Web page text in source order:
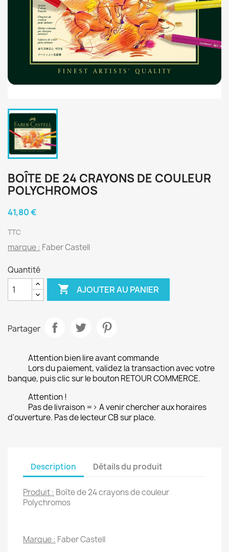
BOÎTE DE 24 CRAYONS DE COULEUR
POLYCHROMOS
41,80 €
TTC
marque : Faber Castell
Quantité
 AJOUTER AU PANIER
Partager
Attention bien lire avant commande
Lors du paiement, validez la transaction avec votre
banque, puis clic sur le bouton RETOUR COMMERCE.
Attention !
Pas de livraison => A venir chercher aux horaires
d'ouverture. Pas de lecteur CB sur place.
Description Détails du produit
Produit : Boîte de 24 crayons de couleur
Polychromos
Marque : Faber Castell